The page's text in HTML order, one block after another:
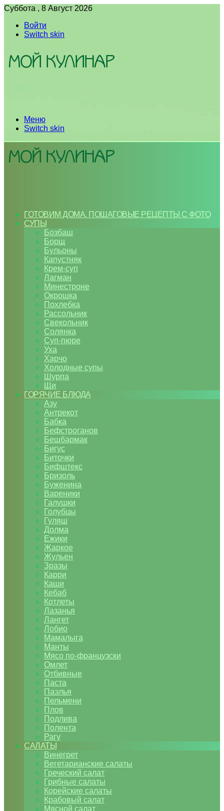
Суббота , 8 Август 2026
Войти
Switch skin
Меню
Switch skin
ГОТОВИМ ДОМА. ПОШАГОВЫЕ РЕЦЕПТЫ С ФОТО
СУПЫ
Бозбаш
Борщ
Бульоны
Капустняк
Крем-суп
Лагман
Минестроне
Окрошка
Похлебка
Рассольник
Свекольник
Солянка
Суп-пюре
Уха
Харчо
Холодные супы
Шурпа
Щи
ГОРЯЧИЕ БЛЮДА
Азу
Антрекот
Бабка
Бефстроганов
Бешбармак
Бигус
Биточки
Бифштекс
Бризоль
Буженина
Вареники
Галушки
Голубцы
Гуляш
Долма
Ежики
Жаркое
Жульен
Зразы
Карри
Каши
Кебаб
Котлеты
Лазанья
Лангет
Лобио
Мамалыга
Манты
Мясо по-французски
Омлет
Отбивные
Паста
Паэлья
Пельмени
Плов
Подлива
Полента
Рагу
САЛАТЫ
Винегрет
Вегетарианские салаты
Греческий салат
Грибные салаты
Корейские салаты
Крабовый салат
Мясной салат